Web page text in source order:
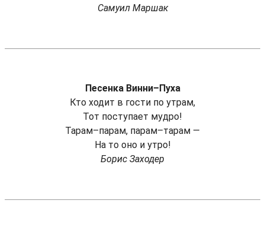
Самуил Маршак
Песенка Винни–Пуха
Кто ходит в гости по утрам,
Тот поступает мудро!
Тарам–парам, парам–тарам —
На то оно и утро!
Борис Заходер